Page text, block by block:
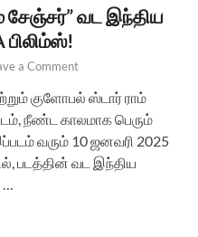
சேஞ்சர்” வட இந்திய
a Comment
குளோபல் ஸ்டார் ராம்
நீண்ட காலமாக பெரும்
இப்படம் வரும் 10 ஜனவரி 2025
படத்தின் வட இந்திய
…